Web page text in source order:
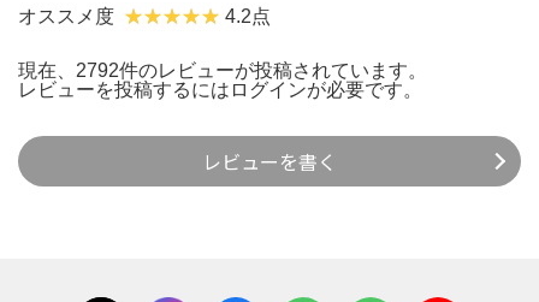
オススメ度 4.2点
現在、2792件のレビューが投稿されています。
レビューを投稿するには ログインが必要です。
レビューを書く